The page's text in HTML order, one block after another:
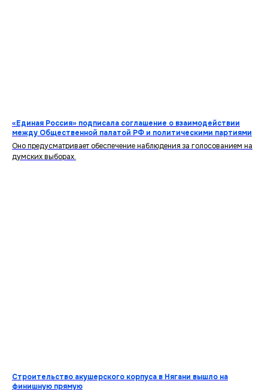
«Единая Россия» подписала соглашение о взаимодействии
между Общественной палатой РФ и политическими партиями
Оно предусматривает обеспечение наблюдения за голосованием на
думских выборах.
Строительство акушерского корпуса в Нягани вышло на
финишную прямую